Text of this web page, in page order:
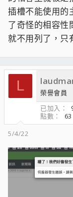
插槽不能使用的
了奇怪的相容性
就不用列了，
L
榮譽會員
已加入
點數
63
5/4/22